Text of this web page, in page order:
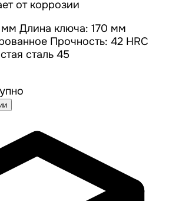
от коррозии
Длина ключа: 170 мм
Прочность: 42 HRC
сталь 45